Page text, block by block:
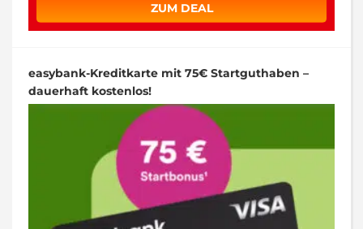
ZUM DEAL
easybank-Kreditkarte mit 75€ Startguthaben –
dauerhaft kostenlos!